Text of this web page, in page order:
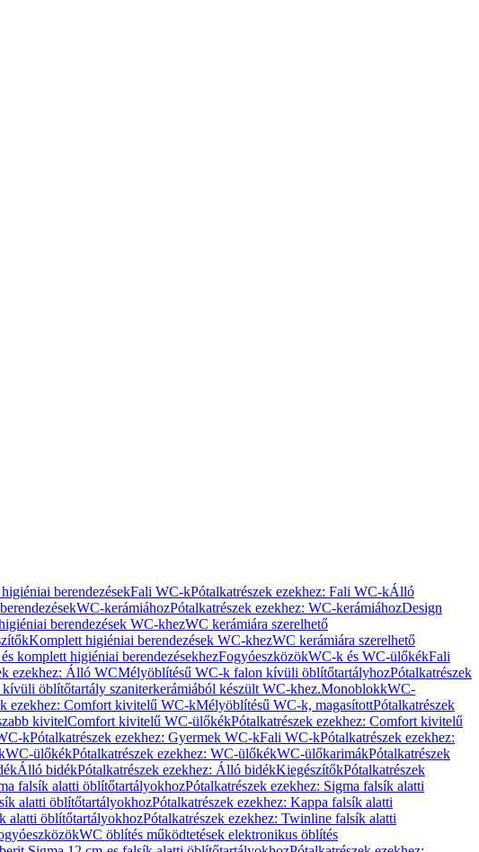
berendezésekFali WC-kPótalkatrészek ezekhez: Fali WC-kÁlló
WC-kerámiáhozPótalkatrészek ezekhez: WC-kerámiáhozDesign
berendezések WC-khezWC kerámiára szerelhető
Komplett higiéniai berendezések WC-khezWC kerámiára szerelhető
komplett higiéniai berendezésekhezFogyóeszközökWC-k és WC-ülőkékFali
ezekhez: Álló WCMélyöblítésű WC-k falon kívüli öblítőtartályhozPótalkatrészek
öblítőtartály szaniterkerámiából készült WC-khez.MonoblokkWC-
ezekhez: Comfort kivitelű WC-kMélyöblítésű WC-k, magasítottPótalkatrészek
kivitelComfort kivitelű WC-ülőkékPótalkatrészek ezekhez: Comfort kivitelű
kPótalkatrészek ezekhez: Gyermek WC-kFali WC-kPótalkatrészek ezekhez:
WC-ülőkékPótalkatrészek ezekhez: WC-ülőkékWC-ülőkarimákPótalkatrészek
Álló bidékPótalkatrészek ezekhez: Álló bidékKiegészítőkPótalkatrészek
falsík alatti öblítőtartályokhozPótalkatrészek ezekhez: Sigma falsík alatti
alatti öblítőtartályokhozPótalkatrészek ezekhez: Kappa falsík alatti
alatti öblítőtartályokhozPótalkatrészek ezekhez: Twinline falsík alatti
WC öblítés működtetések elektronikus öblítés